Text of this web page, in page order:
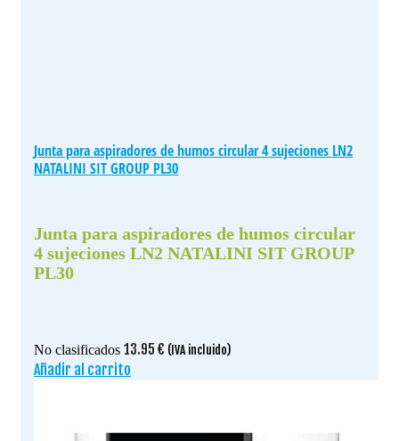
Junta para aspiradores de humos circular 4 sujeciones LN2
NATALINI SIT GROUP PL30
Junta para aspiradores de humos circular
4 sujeciones LN2 NATALINI SIT GROUP
PL30
No clasificados 13.95 € (IVA incluido)
Añadir al carrito